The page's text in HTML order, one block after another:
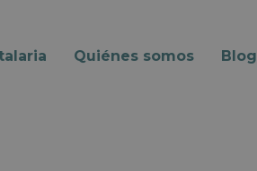
Quiénes somos Blog